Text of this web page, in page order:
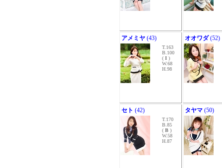
アメミヤ (43)
T.163
B.100
( I )
W.68
H.98
オオワダ(52)
セト (42)
T.170
B.85
( B )
W.58
H.87
タヤマ (50)